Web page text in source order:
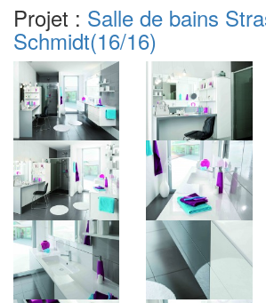
Projet : Salle de bains
Schmidt(16/16)